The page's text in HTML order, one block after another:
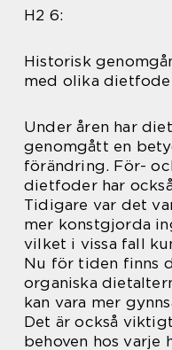
H2 6:
Historisk
med olika
Under åren har
genomgått en
förändring. För-
dietfoder har
Tidigare var det
mer konstgjorda
vilket i vissa fall
Nu för tiden finns
organiska
kan vara mer
Det är också
behoven hos varje